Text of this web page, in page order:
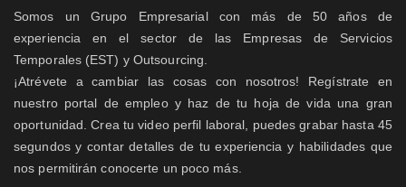
Somos un Grupo Empresarial con más de 50 años de
experiencia en el sector de las Empresas de Servicios
Temporales (EST) y Outsourcing.
¡Atrévete a cambiar las cosas con nosotros! Regístrate en
nuestro portal de empleo y haz de tu hoja de vida una gran
oportunidad. Crea tu video perfil laboral, puedes grabar hasta 45
segundos y contar detalles de tu experiencia y habilidades que
nos permitirán conocerte un poco más.